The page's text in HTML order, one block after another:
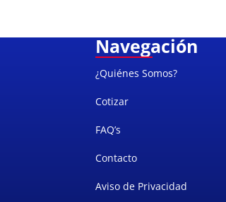
Navegación
¿Quiénes Somos?
Cotizar
FAQ’s
Contacto
Aviso de Privacidad